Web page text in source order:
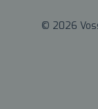
© 2026